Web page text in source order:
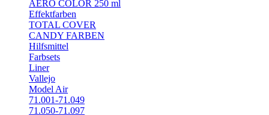
AERO COLOR 250 ml
Effektfarben
TOTAL COVER
CANDY FARBEN
Hilfsmittel
Farbsets
Liner
Vallejo
Model Air
71.001-71.049
71.050-71.097